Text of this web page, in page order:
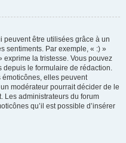
peuvent être utilisées grâce à un
sentiments. Par exemple, « :) »
exprime la tristesse. Vous pouvez
depuis le formulaire de rédaction.
elles peuvent
modérateur pourrait décider de le
Les administrateurs du forum
qu’il est possible d’insérer